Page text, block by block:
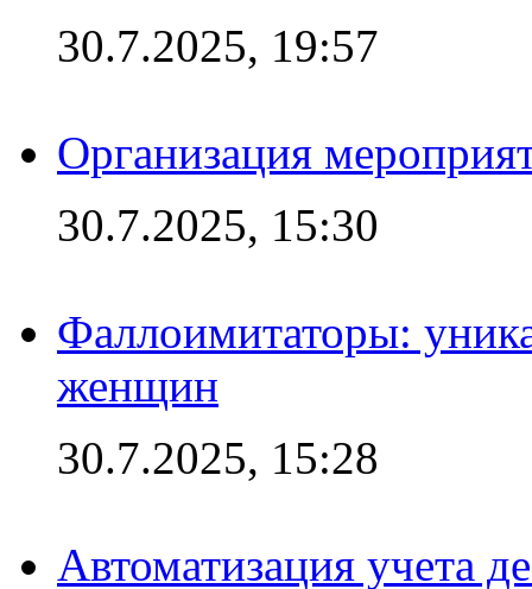
30.7.2025, 19:57
Организация
30.7.2025, 15:30
Фаллоимитаторы:
женщин
30.7.2025, 15:28
Автоматизация учета